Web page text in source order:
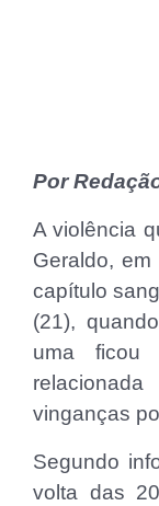
Por
A violência
Geraldo,
capítulo
(21),
uma ficou
vinganças
Segundo
volta das